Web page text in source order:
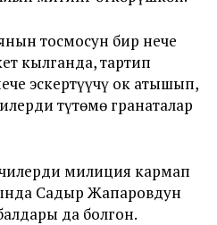
тосмосун бир нече
кылганда, тартип
эскертүүчү ок атышып,
түтөмө гранаталар
милиция кармап
Садыр Жапаровдун
да болгон.